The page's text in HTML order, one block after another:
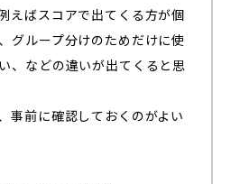
えばスコアで出てくる方が個
グループ分けのためだけに使
、などの違いが出てくると思
事前に確認しておくのがよい